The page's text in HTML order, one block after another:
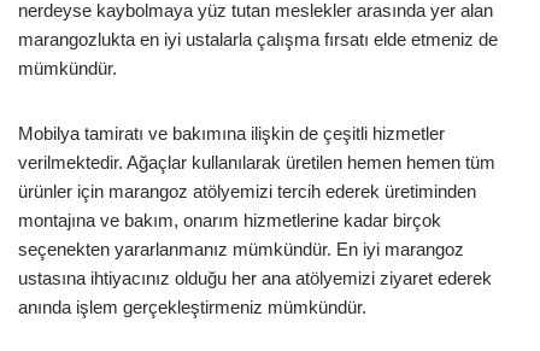
nerdeyse kaybolmaya yüz tutan meslekler arasında yer alan
marangozlukta en iyi ustalarla çalışma fırsatı elde etmeniz de
mümkündür.
Mobilya tamiratı ve bakımına ilişkin de çeşitli hizmetler
verilmektedir. Ağaçlar kullanılarak üretilen hemen hemen tüm
ürünler için marangoz atölyemizi tercih ederek üretiminden
montajına ve bakım, onarım hizmetlerine kadar birçok
seçenekten yararlanmanız mümkündür. En iyi marangoz
ustasına ihtiyacınız olduğu her ana atölyemizi ziyaret ederek
anında işlem gerçekleştirmeniz mümkündür.